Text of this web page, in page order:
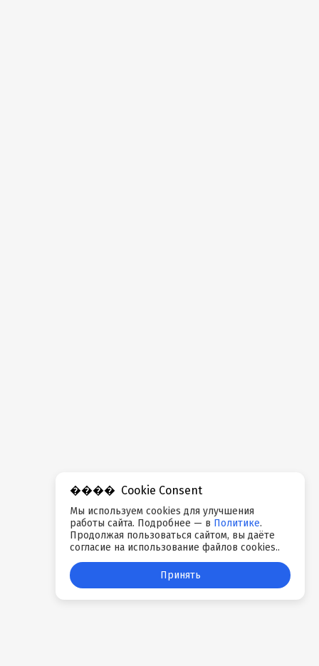
Cookie Consent
Мы используем cookies для улучшения
работы сайта. Подробнее — в Политике.
Продолжая пользоваться сайтом, вы даёте
согласие на использование файлов cookies..
Принять